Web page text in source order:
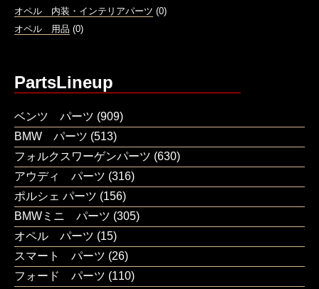
オペル 内装・インテリアパーツ (0)
オペル 用品 (0)
PartsLineup
ベンツ パーツ (909)
BMW パーツ (513)
フォルクスワーゲンパーツ (630)
アウディ パーツ (316)
ポルシェ パーツ (156)
BMWミニ パーツ (305)
オペル パーツ (15)
スマート パーツ (26)
フォード パーツ (110)